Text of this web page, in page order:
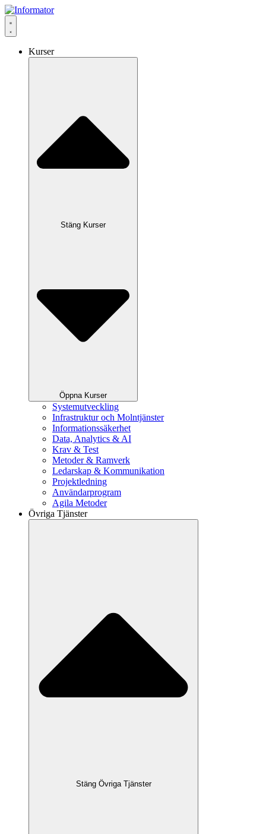
Hoppa
till
innehåll
Kurser
Stäng Kurser
Öppna Kurser
Systemutveckling
Infrastruktur och Molntjänster
Informationssäkerhet
Data, Analytics & AI
Krav & Test
Metoder & Ramverk
Ledarskap & Kommunikation
Projektledning
Användarprogram
Agila Metoder
Övriga Tjänster
Stäng Övriga Tjänster